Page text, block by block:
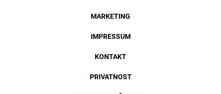
MARKETING
IMPRESSUM
KONTAKT
PRIVATNOST